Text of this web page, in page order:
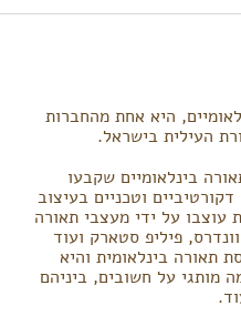
היא אחת מהחברות
העילית בישראל.
בינלאומיים שקבעו
וטכניים בעיצוב
עוצבו על ידי מעצבי תאורה
פיליפ סטארק ועוד
תאורה בינלאומית והיא
מותגי על חשובים, ביניהם